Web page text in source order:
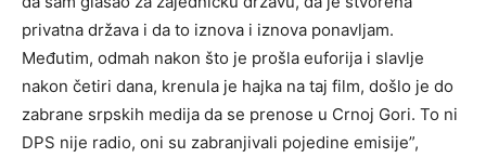
privatna država i da to iznova i iznova ponavljam.
Međutim, odmah nakon što je prošla euforija i slavlje
nakon četiri dana, krenula je hajka na taj film, došlo je do
zabrane srpskih medija da se prenose u Crnoj Gori. To ni
DPS nije radio, oni su zabranjivali pojedine emisije”,